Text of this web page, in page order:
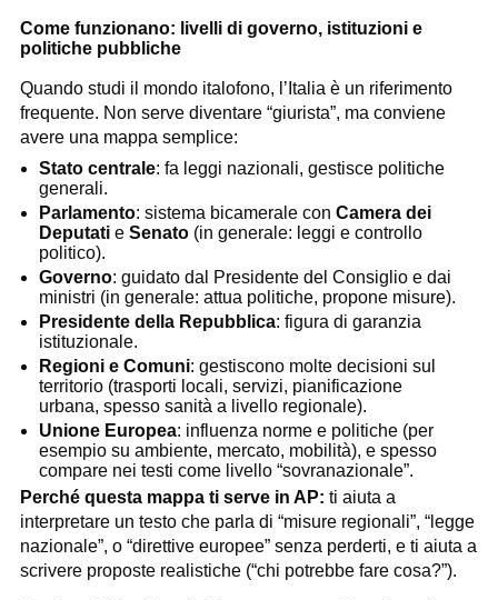
Come funzionano: livelli di governo, istituzioni e
politiche pubbliche
Quando studi il mondo italofono, l’Italia è un riferimento
frequente. Non serve diventare “giurista”, ma conviene
avere una mappa semplice:
Stato centrale: fa leggi nazionali, gestisce politiche
generali.
Parlamento: sistema bicamerale conCamera dei
Deputati eSenato (in generale: leggi e controllo
politico).
Governo: guidato dal Presidente del Consiglio e dai
ministri (in generale: attua politiche, propone misure).
Presidente della Repubblica: figura di garanzia
istituzionale.
Regioni e Comuni: gestiscono molte decisioni sul
territorio (trasporti locali, servizi, pianificazione
urbana, spesso sanità a livello regionale).
Unione Europea: influenza norme e politiche (per
esempio su ambiente, mercato, mobilità), e spesso
compare nei testi come livello “sovranazionale”.
Perché questa mappa ti serve in AP: ti aiuta a
interpretare un testo che parla di “misure regionali”, “legge
nazionale”, o “direttive europee” senza perderti, e ti aiuta a
scrivere proposte realistiche (“chi potrebbe fare cosa?”).